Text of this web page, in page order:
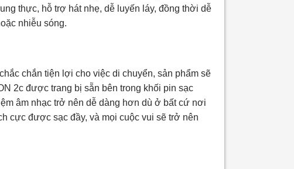
thực, hỗ trợ hát nhẹ, dễ luyến láy, đồng thời dễ
nhiễu sóng.
chắn tiện lợi cho việc di chuyển, sản phẩm sẽ
2c được trang bị sẵn bên trong khối pin sạc
âm nhạc trở nên dễ dàng hơn dù ở bất cứ nơi
cực được sạc đầy, và mọi cuộc vui sẽ trở nên